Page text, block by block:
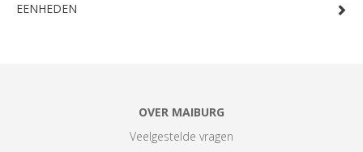
EENHEDEN
OVER MAIBURG
Veelgestelde vragen